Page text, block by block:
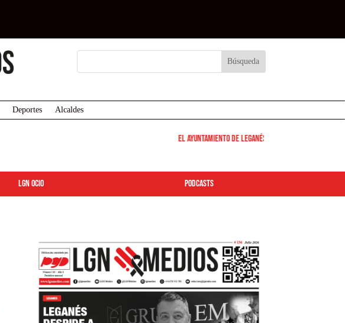
Deportes Alcaldes
El Ayuntamiento de Leganés pone en marcha los
LGN ocio podcasts